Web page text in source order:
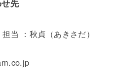
先
当 ：秋貞（あきさだ）